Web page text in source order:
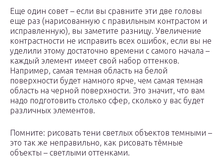
Еще один совет – если вы сравните эти две головы
еще раз (нарисованную с правильным контрастом и
исправленную), вы заметите разницу. Увеличение
контрастности не исправить всех ошибок, если вы не
уделили этому достаточно времени с самого начала –
каждый элемент имеет свой набор оттенков.
Например, самая темная область на белой
поверхности будет намного ярче, чем самая темная
область на черной поверхности. Это значит, что вам
надо подготовить столько сфер, сколько у вас будет
различных элементов.
Помните: рисовать тени светлых объектов темными –
это так же неправильно, как рисовать тёмные
объекты – светлыми оттенками.